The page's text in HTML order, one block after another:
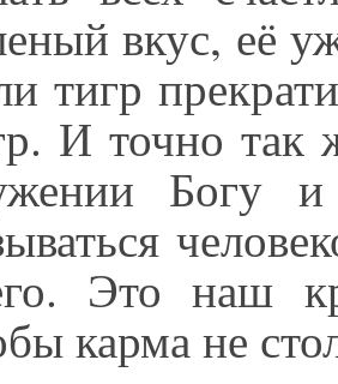
вкус, её
тигр
И точно так
Богу
Это наш
карма не